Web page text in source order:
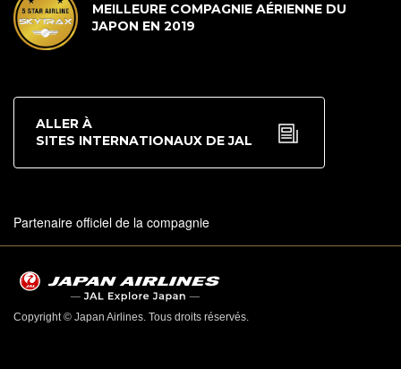
MEILLEURE COMPAGNIE AÉRIENNE DU
JAPON EN 2019
ALLER À
SITES INTERNATIONAUX DE JAL
Partenaire officiel de la compagnie
Copyright © Japan Airlines. Tous droits réservés.